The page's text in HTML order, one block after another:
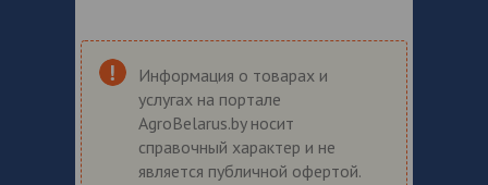
Информация о товарах и
услугах на портале
AgroBelarus.by носит
справочный характер и не
является публичной офертой.